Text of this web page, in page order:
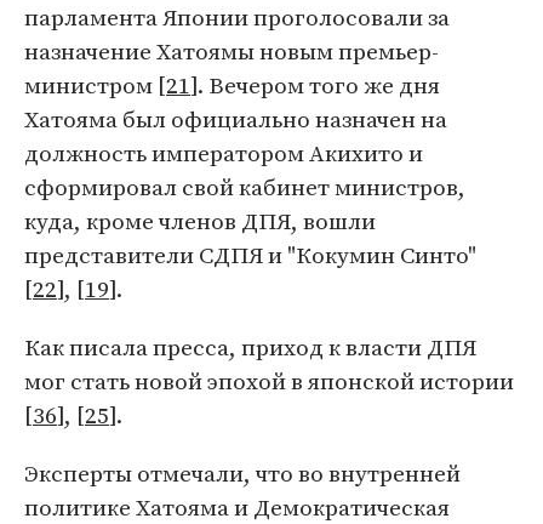
парламента Японии проголосовали за
назначение Хатоямы новым премьер-
министром [21]. Вечером того же дня
Хатояма был официально назначен на
должность императором Акихито и
сформировал свой кабинет министров,
куда, кроме членов ДПЯ, вошли
представители СДПЯ и "Кокумин Синто"
[22], [19].
Как писала пресса, приход к власти ДПЯ
мог стать новой эпохой в японской истории
[36], [25].
Эксперты отмечали, что во внутренней
политике Хатояма и Демократическая